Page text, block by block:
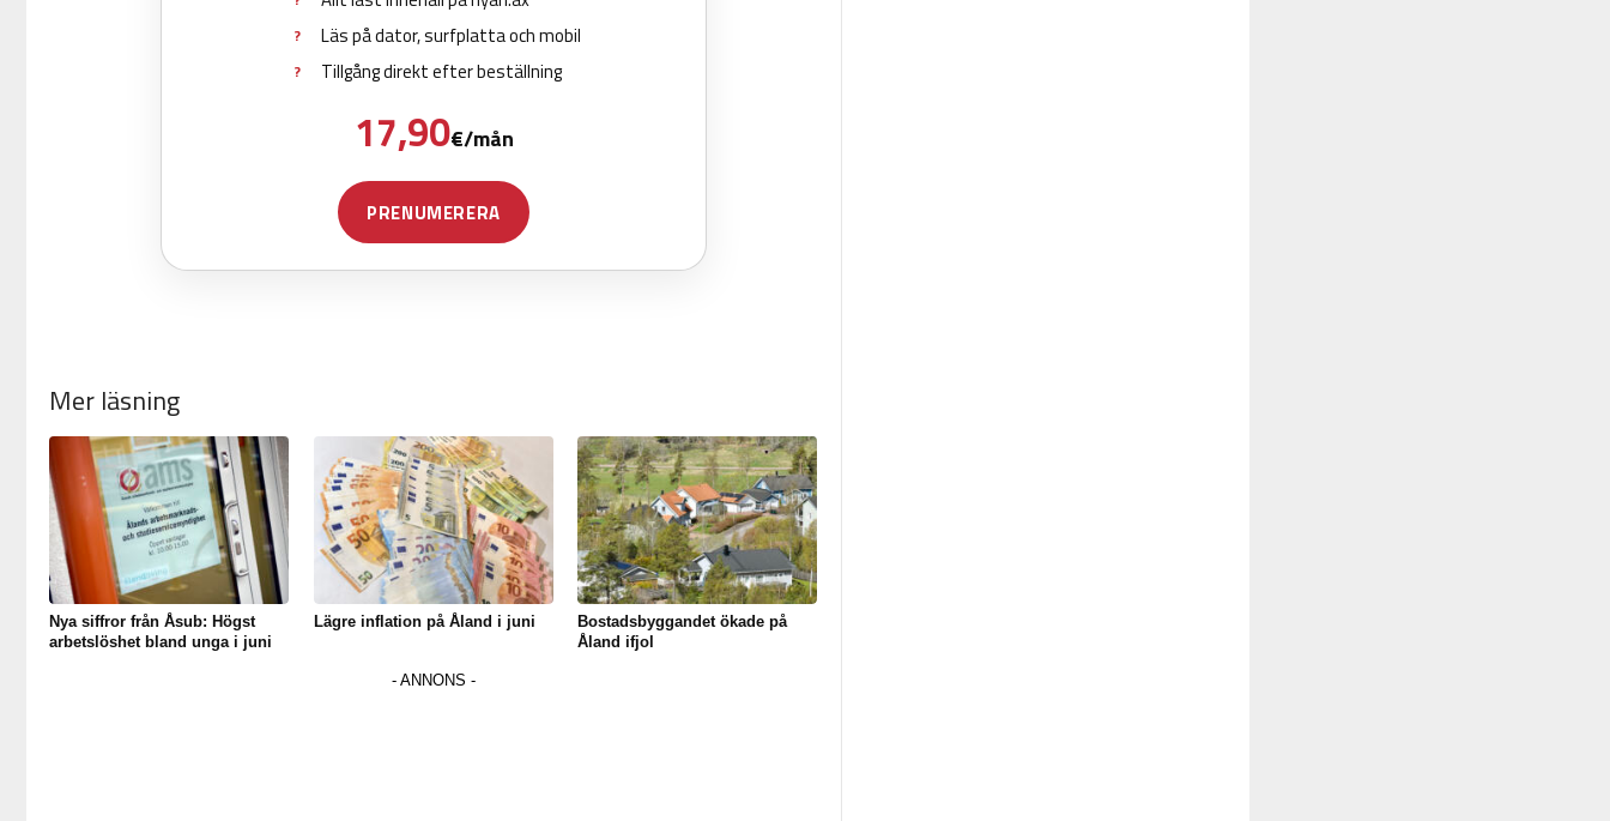
Mer läsning
Nya siffror från Åsub: Högst
arbetslöshet bland unga i juni
Lägre inflation på Åland i juni
Bostadsbyggandet ökade på
Åland ifjol